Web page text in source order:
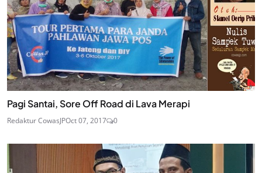
Pagi Santai, Sore Off Road di Lava Merapi
Redaktur CowasJPOct 07, 2017 0